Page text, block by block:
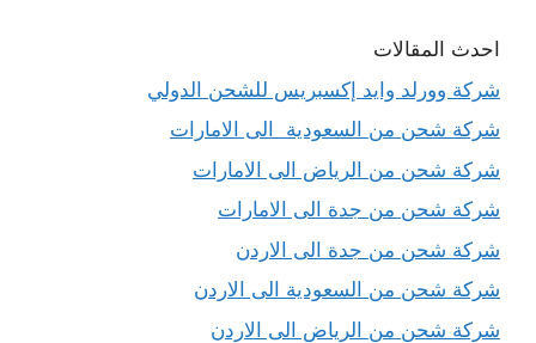
احدث المقالات
شركة وورلد وايد إكسبريس للشحن الدولي
شركة شحن من السعودية الى الامارات
شركة شحن من الرياض الى الامارات
شركة شحن من جدة الى الامارات
شركة شحن من جدة الى الاردن
شركة شحن من السعودية الى الاردن
شركة شحن من الرياض الى الاردن